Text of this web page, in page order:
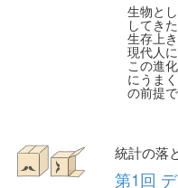
生物と
してき
生存上
現代人
この進
にうま
の前提
統計の落
第1回